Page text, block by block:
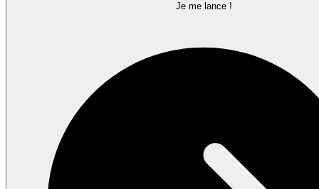
Je me lance !